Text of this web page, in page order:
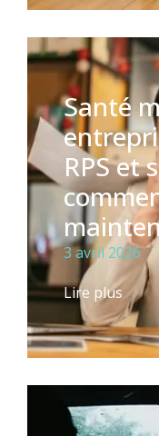
Santé
RPS et
3 avril 2026
Lire plus